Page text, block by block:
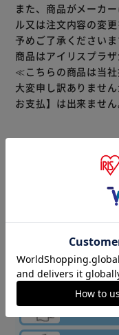
また、商品がメーカ
ル又は注文内容の変
予めご了承ください
商品はアイリスプラ
≪こちらの商品は当
大変申し訳ありませ
お支払】は出来ません
▼そ
ティッシュ・